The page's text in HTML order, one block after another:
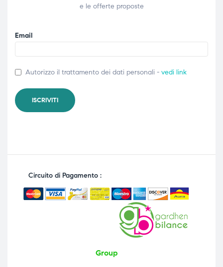
e le offerte proposte
Email
Autorizzo il trattamento dei dati personali - vedi link
Circuito di Pagamento :
Group